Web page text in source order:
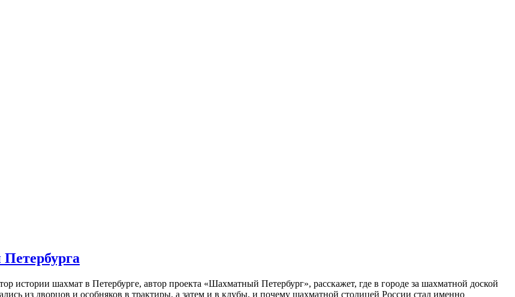
истории шахмат в Петербурге, автор проекта «Шахматный Петербург», расскажет, где в городе за шахматной доской
из дворцов и особняков в трактиры, а затем и в клубы, и почему шахматной столицей России стал именно